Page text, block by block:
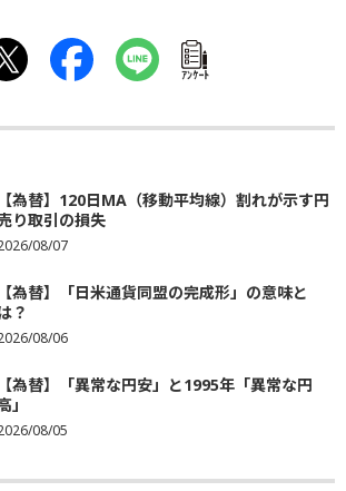
ｱﾝｹｰﾄ
【為替】120日MA（移動平均線）割れが示す円
り取引の損失
08/07
【為替】「日米通貨同盟の完成形」の意味と
？
08/06
【為替】「異常な円安」と1995年「異常な円
」
08/05